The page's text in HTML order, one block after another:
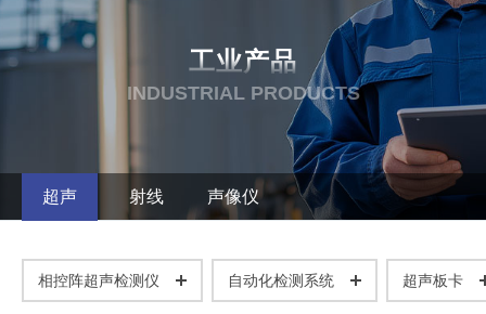
工业产品
INDUSTRIAL PRODUCTS
超声 射线 声像仪
相控阵超声检测仪 自动化检测系统 超声板卡